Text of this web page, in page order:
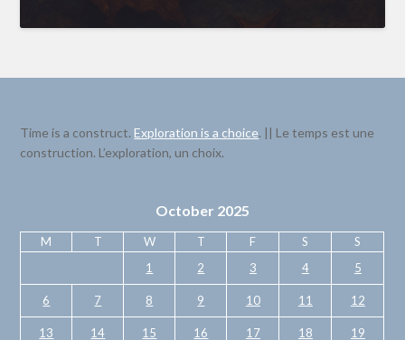
Time is a construct.Exploration is a choice. || Le temps est une
construction. L’exploration, un choix.
October 2025
M T W T F S
S
1
2 3 4 5
6 7 8 9 10 11 12
13 14 15 16 17 18 19